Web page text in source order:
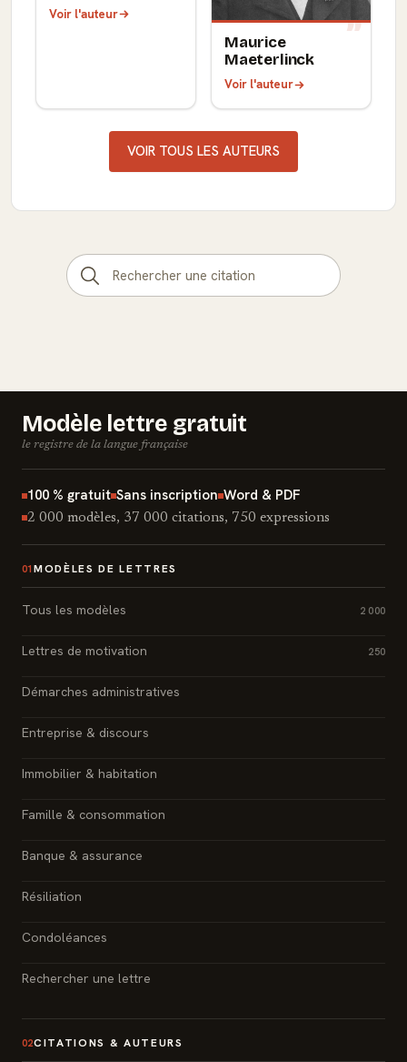
Voir l'auteur
Maurice
Maeterlinck
Voir l'auteur
VOIR TOUS LES AUTEURS
Modèle lettre gratuit
le registre de la langue française
100 % gratuit Sans inscription Word & PDF
2 000 modèles, 37 000 citations, 750 expressions
01 MODÈLES DE LETTRES
Tous les modèles 2 000
Lettres de motivation 250
Démarches administratives
Entreprise & discours
Immobilier & habitation
Famille & consommation
Banque & assurance
Résiliation
Condoléances
Rechercher une lettre
02CITATIONS & AUTEURS